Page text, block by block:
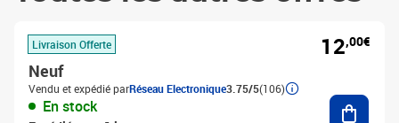
Livraison Offerte
Neuf
Vendu et expédié parRéseau Electronique3.75/5(106)
En stock
12,00€